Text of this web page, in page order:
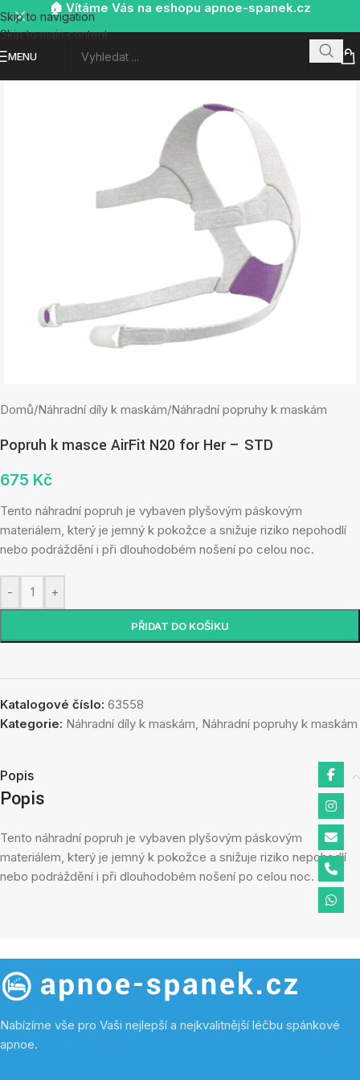
Skip to navigation
Skip to main content
🏠 Vítáme Vás na eshopu apnoe-spanek.cz
MENU
Domů/Náhradní díly k maskám/Náhradní popruhy k maskám
Popruh k masce AirFit N20 for Her – STD
675 Kč
Tento náhradní popruh je vybaven plyšovým páskovým
materiálem, který je jemný k pokožce a snižuje riziko nepohodlí
nebo podráždění i při dlouhodobém nošení po celou noc.
- +
PŘIDAT DO KOŠÍKU
Katalogové číslo: 63558
Kategorie: Náhradní díly k maskám, Náhradní popruhy k maskám
Popis
Popis
Tento náhradní popruh je vybaven plyšovým páskovým
materiálem, který je jemný k pokožce a snižuje riziko nepohodlí
nebo podráždění i při dlouhodobém nošení po celou noc.
Nabízíme vše pro Vaši nejlepší a nejkvalitnější léčbu spánkové
apnoe.